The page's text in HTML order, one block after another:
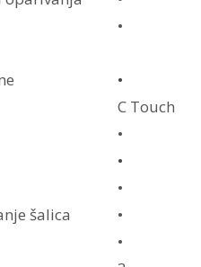
•
•
C Touch
•
•
•
šalica
•
•